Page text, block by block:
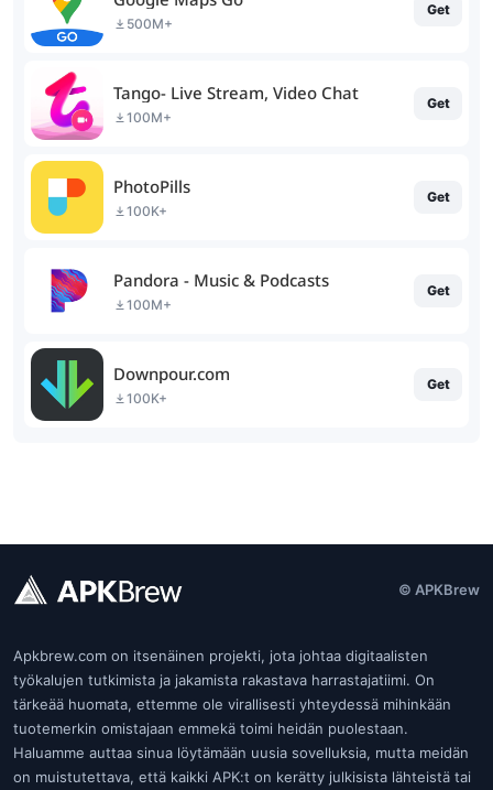
500M+
Get
Tango- Live Stream, Video Chat
100M+
Get
PhotoPills
100K+
Get
Pandora - Music & Podcasts
100M+
Get
Downpour.com
100K+
Get
© APKBrew
Apkbrew.com on itsenäinen projekti, jota johtaa digitaalisten
työkalujen tutkimista ja jakamista rakastava harrastajatiimi. On
tärkeää huomata, ettemme ole virallisesti yhteydessä mihinkään
tuotemerkin omistajaan emmekä toimi heidän puolestaan.
Haluamme auttaa sinua löytämään uusia sovelluksia, mutta meidän
on muistutettava, että kaikki APK:t on kerätty julkisista lähteistä tai